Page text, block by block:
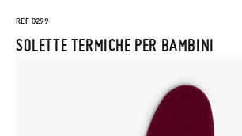
REF 0299
SOLETTE TERMICHE PER BAMBINI